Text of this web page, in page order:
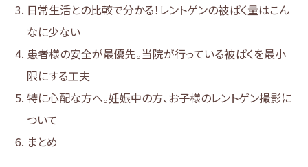
日常生活との比較で分かる！レントゲンの被ばく量はこん
なに少ない
患者様の安全が最優先。当院が行っている被ばくを最小
限にする工夫
特に心配な方へ。妊娠中の方、お子様のレントゲン撮影に
ついて
まとめ